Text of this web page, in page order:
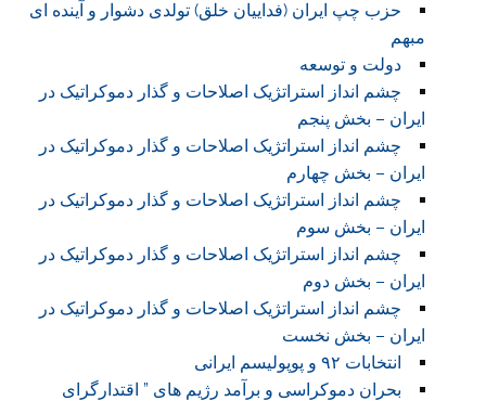
حزب چپ ایران (فداییان خلق) تولدی دشوار و آینده ای
مبهم
دولت و توسعه
چشم انداز استراتژیک اصلاحات و گذار دموکراتیک در
ایران – بخش پنجم
چشم انداز استراتژیک اصلاحات و گذار دموکراتیک در
ایران – بخش چهارم
چشم انداز استراتژیک اصلاحات و گذار دموکراتیک در
ایران – بخش سوم
چشم انداز استراتژیک اصلاحات و گذار دموکراتیک در
ایران – بخش دوم
چشم انداز استراتژیک اصلاحات و گذار دموکراتیک در
ایران – بخش نخست
انتخابات ۹۲ و پوپولیسم ایرانی
بحران دموکراسی و برآمد رژیم های ” اقتدارگرای